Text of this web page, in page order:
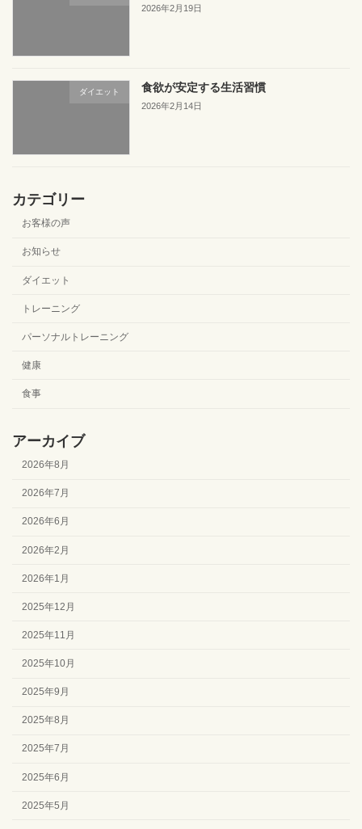
2026年2月19日
ダイエット 食欲が安定する生活習慣
2026年2月14日
カテゴリー
お客様の声
お知らせ
ダイエット
トレーニング
パーソナルトレーニング
健康
食事
アーカイブ
2026年8月
2026年7月
2026年6月
2026年2月
2026年1月
2025年12月
2025年11月
2025年10月
2025年9月
2025年8月
2025年7月
2025年6月
2025年5月